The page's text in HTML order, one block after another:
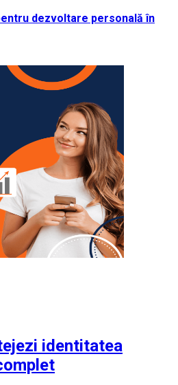
dezvoltare personală în
identitatea